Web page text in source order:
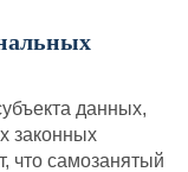
данных,
законных
что самозанятый